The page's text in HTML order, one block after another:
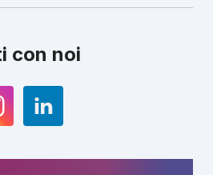
con noi
LinkedIn